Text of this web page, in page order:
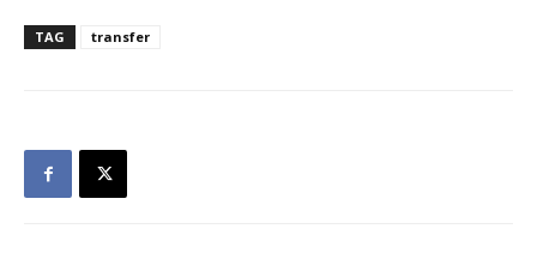
TAG transfer